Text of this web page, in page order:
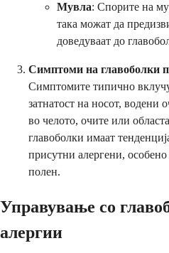
Мувла: Спорите на
така можат да
доведуваат до
Симптоми на главоболки
Симптомите типично
затнатост на носот, водени
во челото, очите или
главоболки имаат
присутни алергени,
полен.
Управување со
алергии